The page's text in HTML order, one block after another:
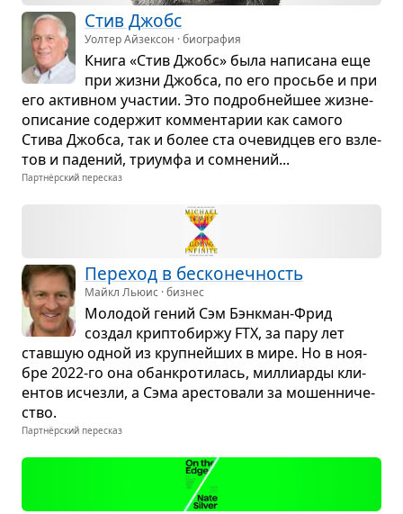
Стив Джобс
Уолтер Айзексон · биография
Книга «Стив Джобс» была напи­сана еще
при жизни Джобса, по его просьбе и при
его актив­ном уча­стии. Это подроб­нейшее жиз­не­
опи­са­ние содер­жит ком­мен­та­рии как самого
Стива Джобса, так и более ста оче­вид­цев его взле­
тов и паде­ний, три­умфа и сомне­ний...
Партнёрский пересказ
Пере­ход в бес­ко­неч­ность
Майкл Льюис · бизнес
Моло­дой гений Сэм Бэнк­ман-Фрид
создал крип­то­биржу FTX, за пару лет
став­шую одной из круп­нейших в мире. Но в ноя­
бре 2022-го она обанк­ро­ти­лась, мил­ли­арды кли­
ен­тов исчезли, а Сэма аре­сто­вали за мошен­ни­че­
ство.
Партнёрский пересказ